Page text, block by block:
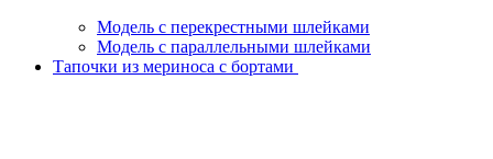
Модель с перекрестными шлейками
Модель с параллельными шлейками
Тапочки из мериноса с бортами